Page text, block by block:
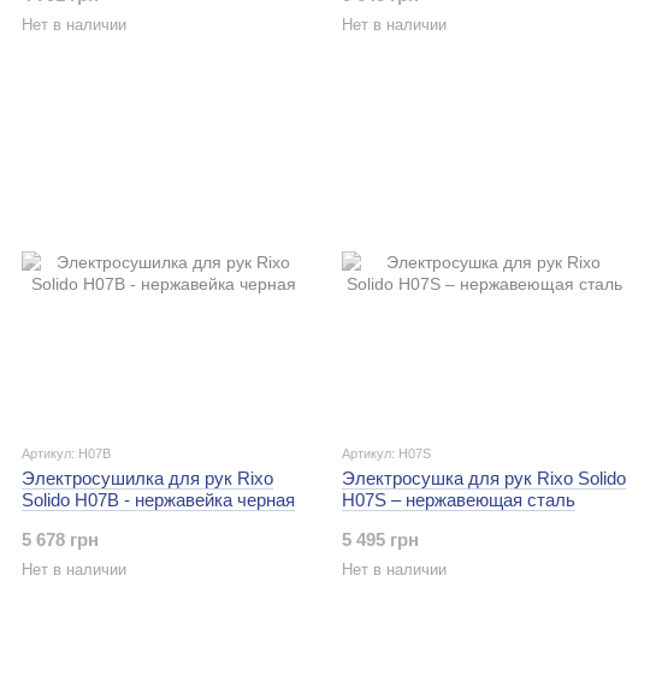
Нет в наличии Нет в наличии
Артикул: H07B
Электросушилка для рук Rixo
Solido H07B - нержавейка черная
5 678 грн
Нет в наличии
Артикул: H07S
Электросушка для рук Rixo Solido
H07S – нержавеющая сталь
5 495 грн
Нет в наличии